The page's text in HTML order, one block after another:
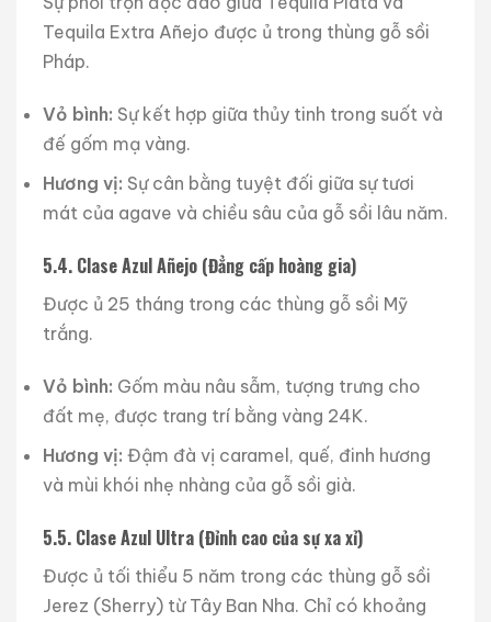
Tequila Extra Añejo được ủ trong thùng gỗ sồi
Pháp.
Vỏ bình: Sự kết hợp giữa thủy tinh trong suốt và
đế gốm mạ vàng.
Hương vị: Sự cân bằng tuyệt đối giữa sự tươi
mát của agave và chiều sâu của gỗ sồi lâu năm.
5.4. Clase Azul Añejo (Đẳng cấp hoàng gia)
Được ủ 25 tháng trong các thùng gỗ sồi Mỹ
trắng.
Vỏ bình: Gốm màu nâu sẫm, tượng trưng cho
đất mẹ, được trang trí bằng vàng 24K.
Hương vị: Đậm đà vị caramel, quế, đinh hương
và mùi khói nhẹ nhàng của gỗ sồi già.
5.5. Clase Azul Ultra (Đỉnh cao của sự xa xỉ)
Được ủ tối thiểu 5 năm trong các thùng gỗ sồi
Jerez (Sherry) từ Tây Ban Nha. Chỉ có khoảng